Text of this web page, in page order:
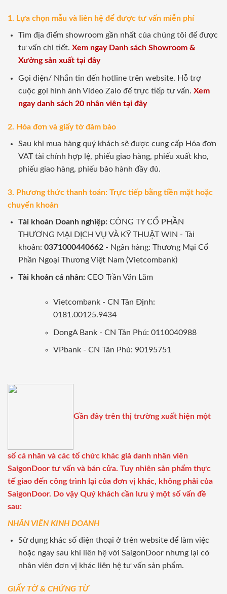
1. Lựa chọn mẫu và liên hệ để được tư vấn miễn phí
Tìm địa điểm showroom gần nhất của chúng tôi để được
tư vấn chi tiết. Xem ngay Danh sách Showroom &
Xưởng sản xuất tại đây
Gọi điện/ Nhắn tin đến hotline trên website. Hỗ trợ
cuộc gọi hình ảnh Video Zalo để trực tiếp tư vấn. Xem
ngay danh sách 20 nhân viên tại đây
2. Hóa đơn và giấy tờ đảm bảo
Sau khi mua hàng quý khách sẽ được cung cấp Hóa đơn
VAT tài chính hợp lệ, phiếu giao hàng, phiếu xuất kho,
phiếu giao hàng, phiếu bảo hành đầy đủ.
3. Phương thức thanh toán: Trực tiếp bằng tiền mặt hoặc
chuyển khoản
Tài khoản Doanh nghiệp:CÔNG TY CỔ PHẦN
THƯƠNG MẠI DỊCH VỤ VÀ KỸ THUẬT WIN - Tài
khoản: 0371000440662- Ngân hàng: Thương Mại Cổ
Phần Ngoại Thương Việt Nam (Vietcombank)
Tài khoản cá nhân: CEO Trần Văn Lãm
Vietcombank - CN Tân Định:
0181.00125.9434
DongA Bank - CN Tân Phú: 0110040988
VPbank - CN Tân Phú: 90195751
Gần đây trên thị trường xuất hiện một
số cá nhân và các tổ chức khác giả danh nhân viên
SaigonDoor tư vấn và bán cửa. Tuy nhiên sản phẩm thực
tế giao đến công trình lại của đơn vị khác, không phải của
SaigonDoor. Do vậy Quý khách cần lưu ý một số vấn đề
sau:
NHÂN VIÊN KINH DOANH
Sử dụng khác số điện thoại ở trên website để làm việc
hoặc ngay sau khi liên hệ với SaigonDoor nhưng lại có
nhân viên đơn vị khác liên hệ tư vấn sản phẩm.
GIẤY TỜ & CHỨNG TỪ